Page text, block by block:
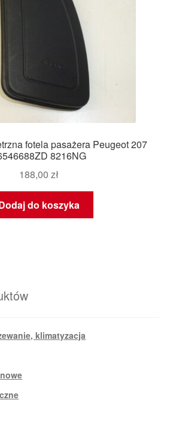
fotela pasażera Peugeot 207
8216NG
188,00 zł
do koszyka
klimatyzacja